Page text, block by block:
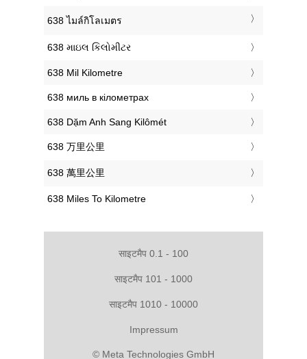
‎638 ไมล์กิโลเมตร
‎638 માઇલ કિલોમીટર
‎638 Mil Kilometre
‎638 миль в кілометрах
‎638 Dặm Anh Sang Kilômét
‎638 万里公里
‎638 萬里公里
‎638 Miles To Kilometre
साइटमैप 0.1 - 100
साइटमैप 101 - 1000
साइटमैप 1010 - 10000
Impressum
© Meta Technologies GmbH